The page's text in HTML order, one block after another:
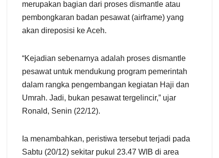
merupakan bagian dari proses dismantle atau
pembongkaran badan pesawat (airframe) yang
akan direposisi ke Aceh.
“Kejadian sebenarnya adalah proses dismantle
pesawat untuk mendukung program pemerintah
dalam rangka pengembangan kegiatan Haji dan
Umrah. Jadi, bukan pesawat tergelincir,” ujar
Ronald, Senin (22/12).
Ia menambahkan, peristiwa tersebut terjadi pada
Sabtu (20/12) sekitar pukul 23.47 WIB di area